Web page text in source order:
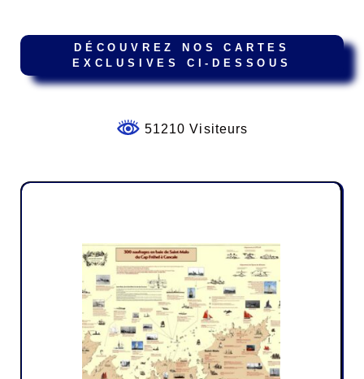
DÉCOUVREZ NOS CARTES
EXCLUSIVES CI-DESSOUS
51210 Visiteurs